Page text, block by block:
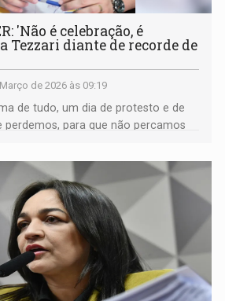
'Não é celebração, é
Tezzari diante de recorde de
de 2026 às 09:19
de tudo, um dia de protesto e de
perdemos, para que não percamos